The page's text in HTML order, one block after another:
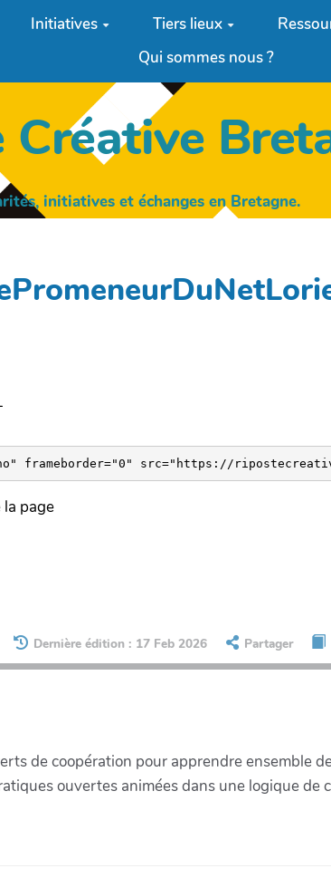
Initiatives Tiers lieux
Qui sommes nous ?
Créative
initiatives et échanges en Bretagne.
page
Dernière édition : 17 Feb 2026 Partager